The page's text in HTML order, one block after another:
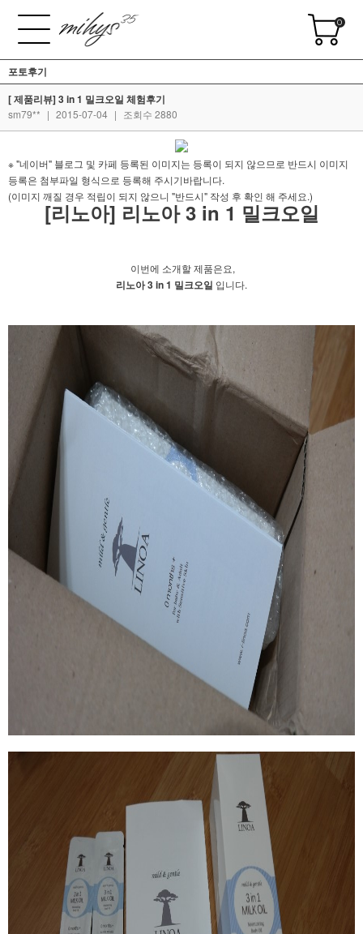
0
포토후기
[ 제품리뷰] 3 in 1 밀크오일 체험후기
sm79** | 2015-07-04 | 조회수 2880
※ "네이버" 블로그 및 카페 등록된 이미지는 등록이 되지 않으므로 반드시 이미지
등록은 첨부파일 형식으로 등록해 주시기바랍니다.
(이미지 깨질 경우 적립이 되지 않으니 "반드시" 작성 후 확인 해 주세요.)
[리노아] 리노아 3 in 1 밀크오일
이번에 소개할 제품은요,
리노아 3 in 1 밀크오일 입니다.